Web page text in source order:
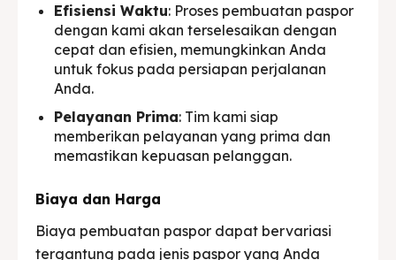
Efisiensi Waktu: Proses pembuatan paspor
dengan kami akan terselesaikan dengan
cepat dan efisien, memungkinkan Anda
untuk fokus pada persiapan perjalanan
Anda.
Pelayanan Prima: Tim kami siap
memberikan pelayanan yang prima dan
memastikan kepuasan pelanggan.
Biaya dan Harga
Biaya pembuatan paspor dapat bervariasi
tergantung pada jenis paspor yang Anda